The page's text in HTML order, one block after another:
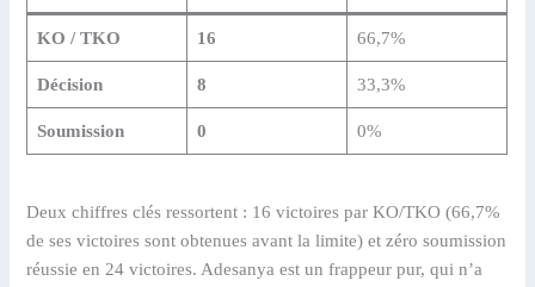
KO / TKO 16 66,7%
Décision 8 33,3%
Soumission 0 0%
Deux chiffres clés ressortent : 16 victoires par KO/TKO (66,7%
de ses victoires sont obtenues avant la limite) et zéro soumission
réussie en 24 victoires. Adesanya est un frappeur pur, qui n’a